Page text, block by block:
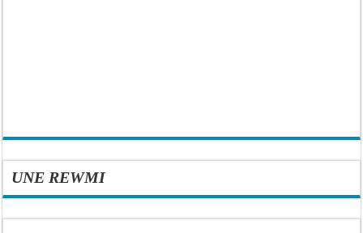
UNE REWMI